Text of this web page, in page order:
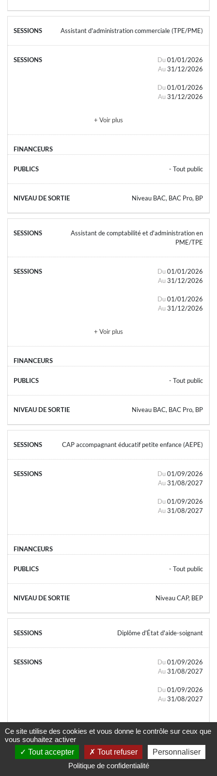
Assistant d'administration commerciale (TPE/PME)
Du 01/01/2026
Au 31/12/2026
Du 01/01/2026
Au 31/12/2026
+ Voir plus
- Tout public
Niveau BAC, BAC Pro, BP
Assistant de comptabilité et d'administration en
PME/TPE
Du 01/01/2026
Au 31/12/2026
Du 01/01/2026
Au 31/12/2026
+ Voir plus
- Tout public
Niveau BAC, BAC Pro, BP
CAP accompagnant éducatif petite enfance (AEPE)
Du 01/09/2026
Au 31/08/2027
Du 01/09/2026
Au 31/08/2027
- Tout public
Niveau CAP, BEP
Diplôme d'État d'aide-soignant
Du 01/09/2026
Au 31/08/2027
Du 01/09/2026
Au 31/08/2027
- Tout public
Ce site utilise des cookies et vous donne le contrôle sur ceux que
vous souhaitez activer
Tout accepter
Tout refuser
Personnaliser
Politique de confidentialité